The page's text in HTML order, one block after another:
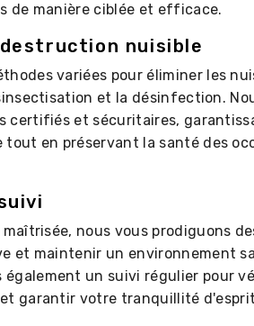
de manière ciblée et efficace.
nuisible
variées pour éliminer les
et la désinfection.
certifiés et sécuritaires,
en préservant la santé des
nous vous prodiguons
et maintenir un environnement
également un suivi régulier pour
garantir votre tranquillité